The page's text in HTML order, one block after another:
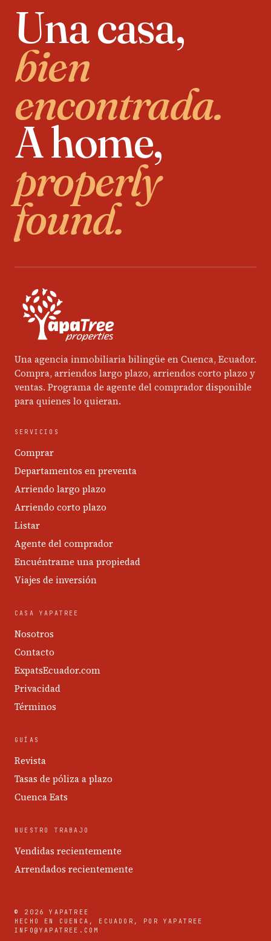
Una casa,
bien
encontrada.
A home,
properly
found.
Una agencia inmobiliaria bilingüe en Cuenca, Ecuador.
Compra, arriendos largo plazo, arriendos corto plazo y
ventas. Programa de agente del comprador disponible
para quienes lo quieran.
SERVICIOS
Comprar
Departamentos en preventa
Arriendo largo plazo
Arriendo corto plazo
Listar
Agente del comprador
Encuéntrame una propiedad
Viajes de inversión
CASA YAPATREE
Nosotros
Contacto
ExpatsEcuador.com
Privacidad
Términos
GUÍAS
Revista
Tasas de póliza a plazo
Cuenca Eats
NUESTRO TRABAJO
Vendidas recientemente
Arrendados recientemente
© 2026 YAPATREE
HECHO EN CUENCA, ECUADOR, POR YAPATREE
INFO@YAPATREE.COM